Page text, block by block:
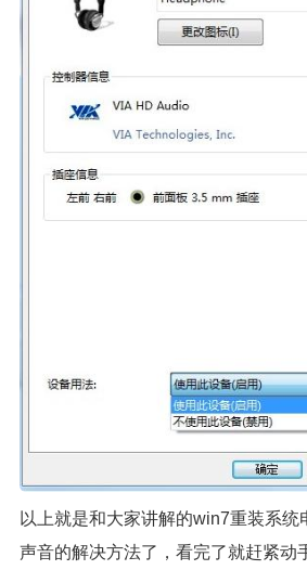
以上就是和大家讲解的win7重装系统
声音的解决方法了，看完了就赶紧动